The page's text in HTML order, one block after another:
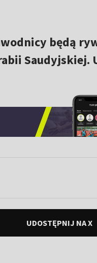
będą
Saudyjskiej.
UDOSTĘPNIJ NA X